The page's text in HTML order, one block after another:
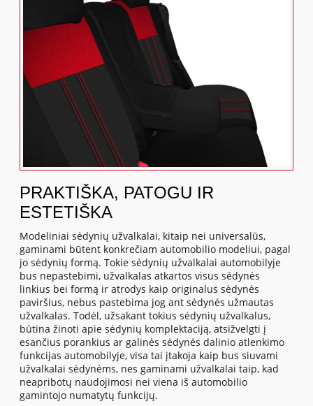
PRAKTIŠKA, PATOGU IR
ESTETIŠKA
Modeliniai sėdynių užvalkalai, kitaip nei universalūs,
gaminami būtent konkrečiam automobilio modeliui, pagal
jo sėdynių formą. Tokie sėdynių užvalkalai automobilyje
bus nepastebimi, užvalkalas atkartos visus sėdynės
linkius bei formą ir atrodys kaip originalus sėdynės
paviršius, nebus pastebima jog ant sėdynės užmautas
užvalkalas. Todėl, užsakant tokius sėdynių užvalkalus,
būtina žinoti apie sėdynių komplektaciją, atsižvelgti į
esančius porankius ar galinės sėdynės dalinio atlenkimo
funkcijas automobilyje, visa tai įtakoja kaip bus siuvami
užvalkalai sėdynėms, nes gaminami užvalkalai taip, kad
neapribotų naudojimosi nei viena iš automobilio
gamintojo numatytų funkcijų.